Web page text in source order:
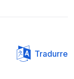
Tradurre